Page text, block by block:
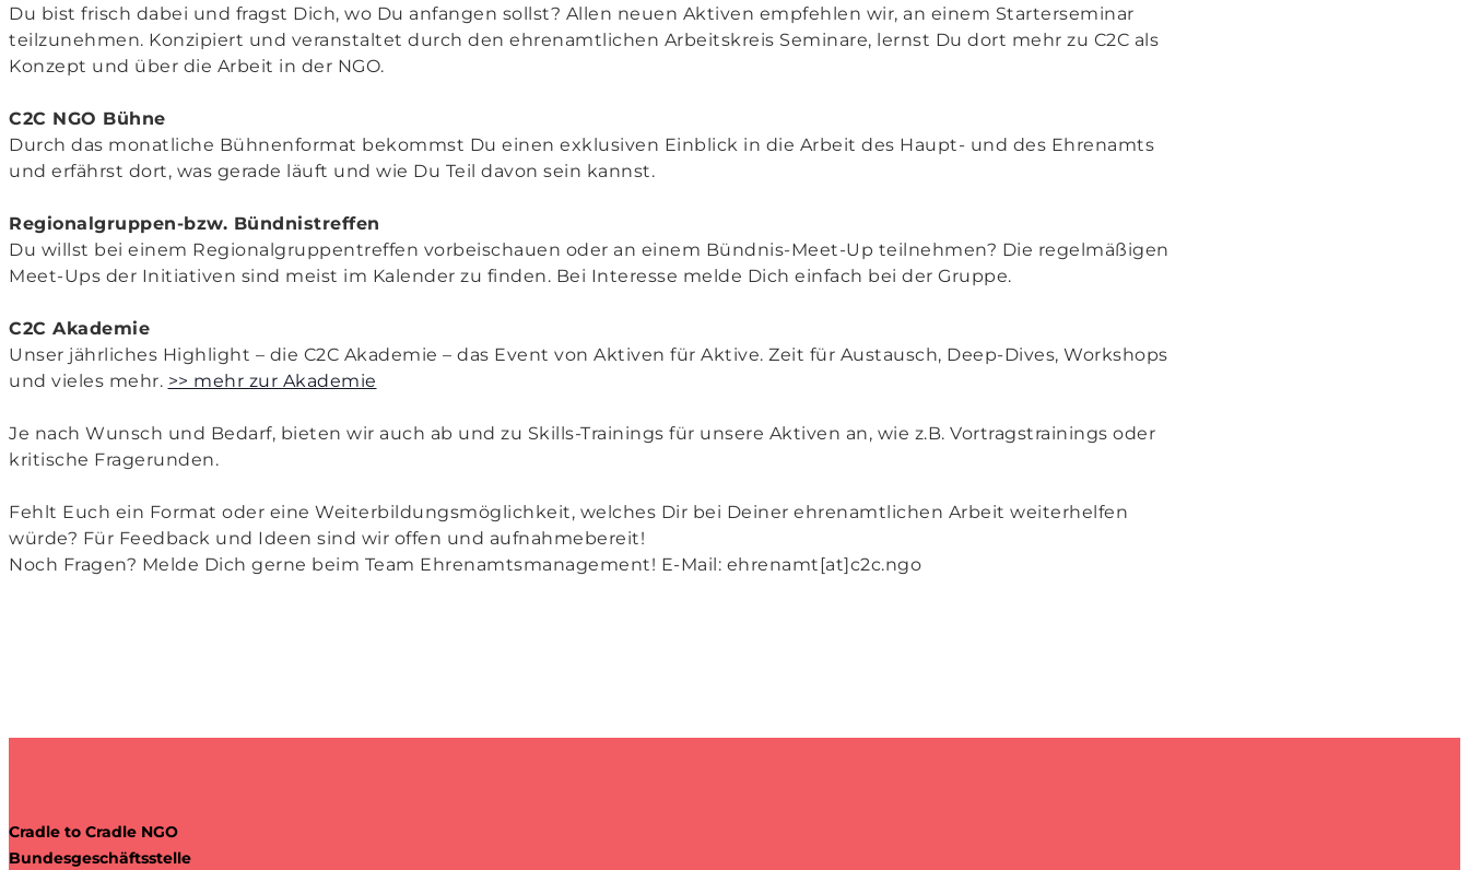
Du bist frisch dabei und fragst Dich, wo Du anfangen sollst? Allen neuen Aktiven empfehlen wir, an einem Starterseminar
teilzunehmen. Konzipiert und veranstaltet durch den ehrenamtlichen Arbeitskreis Seminare, lernst Du dort mehr zu C2C als
Konzept und über die Arbeit in der NGO.
C2C NGO Bühne
Durch das monatliche Bühnenformat bekommst Du einen exklusiven Einblick in die Arbeit des Haupt- und des Ehrenamts
und erfährst dort, was gerade läuft und wie Du Teil davon sein kannst.
Regionalgruppen-bzw. Bündnistreffen
Du willst bei einem Regionalgruppentreffen vorbeischauen oder an einem Bündnis-Meet-Up teilnehmen? Die regelmäßigen
Meet-Ups der Initiativen sind meist im Kalender zu finden. Bei Interesse melde Dich einfach bei der Gruppe.
C2C Akademie
Unser jährliches Highlight – die C2C Akademie – das Event von Aktiven für Aktive. Zeit für Austausch, Deep-Dives, Workshops
und vieles mehr. >> mehr zur Akademie
Je nach Wunsch und Bedarf, bieten wir auch ab und zu Skills-Trainings für unsere Aktiven an, wie z.B. Vortragstrainings oder
kritische Fragerunden.
Fehlt Euch ein Format oder eine Weiterbildungsmöglichkeit, welches Dir bei Deiner ehrenamtlichen Arbeit weiterhelfen
würde? Für Feedback und Ideen sind wir offen und aufnahmebereit!
Noch Fragen? Melde Dich gerne beim Team Ehrenamtsmanagement! E-Mail: ehrenamt[at]c2c.ngo
Cradle to Cradle NGO
Bundesgeschäftsstelle